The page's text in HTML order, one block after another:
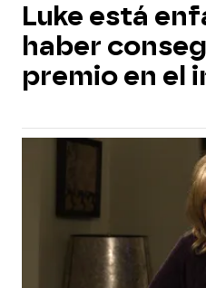
Luke está
haber
premio en el